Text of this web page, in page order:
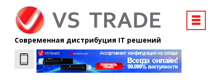
Современная дистрибуция IT решений